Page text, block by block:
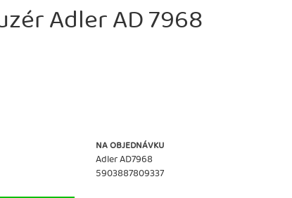
Adler AD 7968
NA OBJEDNÁVKU
Adler AD7968
5903887809337